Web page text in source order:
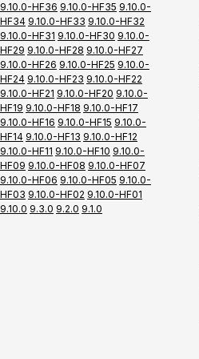
9.10.0-HF36 9.10.0-HF35 9.10.0-
HF34 9.10.0-HF33 9.10.0-HF32
9.10.0-HF31 9.10.0-HF30 9.10.0-
HF29 9.10.0-HF28 9.10.0-HF27
9.10.0-HF26 9.10.0-HF25 9.10.0-
HF24 9.10.0-HF23 9.10.0-HF22
9.10.0-HF21 9.10.0-HF20 9.10.0-
HF19 9.10.0-HF18 9.10.0-HF17
9.10.0-HF16 9.10.0-HF15 9.10.0-
HF14 9.10.0-HF13 9.10.0-HF12
9.10.0-HF11 9.10.0-HF10 9.10.0-
HF09 9.10.0-HF08 9.10.0-HF07
9.10.0-HF06 9.10.0-HF05 9.10.0-
HF03 9.10.0-HF02 9.10.0-HF01
9.10.0 9.3.0 9.2.0 9.1.0